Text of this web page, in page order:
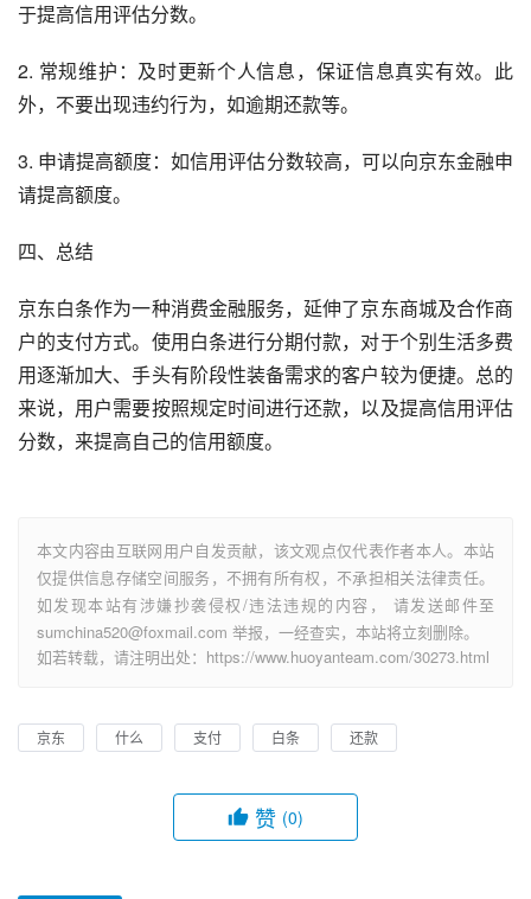
于提高信用评估分数。
2. 常规维护：及时更新个人信息，保证信息真实有效。此
外，不要出现违约行为，如逾期还款等。
3. 申请提高额度：如信用评估分数较高，可以向京东金融申
请提高额度。
四、总结
京东白条作为一种消费金融服务，延伸了京东商城及合作商
户的支付方式。使用白条进行分期付款，对于个别生活多费
用逐渐加大、手头有阶段性装备需求的客户较为便捷。总的
来说，用户需要按照规定时间进行还款，以及提高信用评估
分数，来提高自己的信用额度。
本文内容由互联网用户自发贡献，该文观点仅代表作者本人。本站
仅提供信息存储空间服务，不拥有所有权，不承担相关法律责任。
如发现本站有涉嫌抄袭侵权/违法违规的内容， 请发送邮件至
sumchina520@foxmail.com 举报，一经查实，本站将立刻删除。
如若转载，请注明出处：https://www.huoyanteam.com/30273.html
京东 什么 支付 白条 还款
赞 (0)